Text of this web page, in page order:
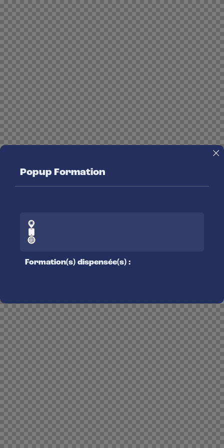
Popup Formation
Formation(s) dispensée(s) :